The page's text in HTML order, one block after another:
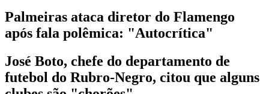
Palmeiras ataca diretor do Flamengo
após fala polêmica: "Autocrítica"
José Boto, chefe do departamento de
futebol do Rubro-Negro, citou que alguns